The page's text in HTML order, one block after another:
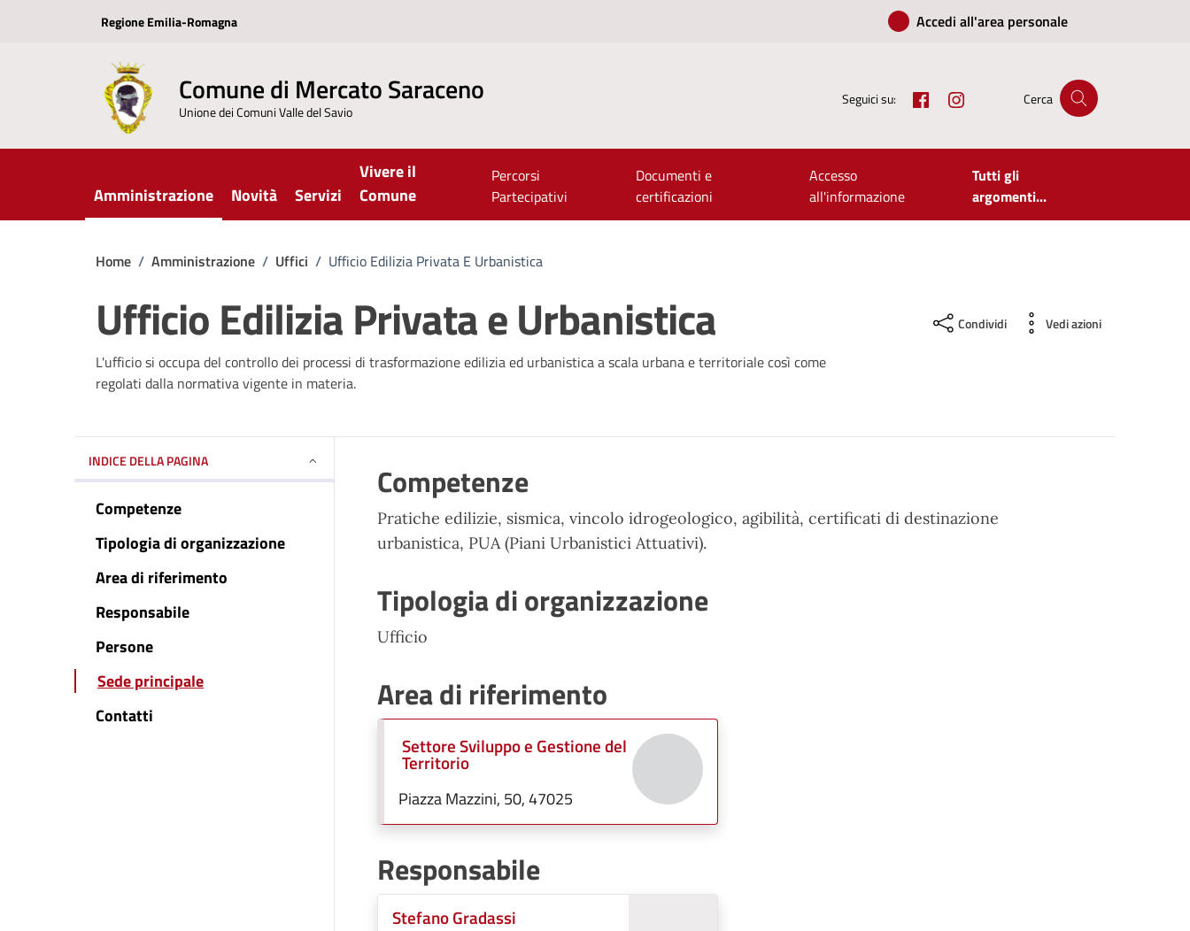
Regione Emilia-Romagna Accedi all'area personale
Comune di Mercato Saraceno
Unione dei Comuni Valle del Savio
Seguici su: FacebookInstagramCerca
Amministrazione Novità Servizi
Vivere il
Comune
Percorsi
Partecipativi
Documenti e
certificazioni
Accesso
all'informazione
Tutti gli
argomenti...
Home / Amministrazione / Uffici / Ufficio Edilizia Privata E Urbanistica
Ufficio Edilizia Privata e Urbanistica
L'ufficio si occupa del controllo dei processi di trasformazione edilizia ed urbanistica a scala urbana e territoriale così come
regolati dalla normativa vigente in materia.
Condividi Vedi azioni
INDICE DELLA PAGINA
Competenze
Tipologia di organizzazione
Area di riferimento
Responsabile
Persone
Sede principale
Contatti
Competenze
Pratiche edilizie, sismica, vincolo idrogeologico, agibilità, certificati di destinazione
urbanistica, PUA (Piani Urbanistici Attuativi).
Tipologia di organizzazione
Ufficio
Area di riferimento
Settore Sviluppo e Gestione del
Territorio
Piazza Mazzini, 50, 47025
Responsabile
Stefano Gradassi